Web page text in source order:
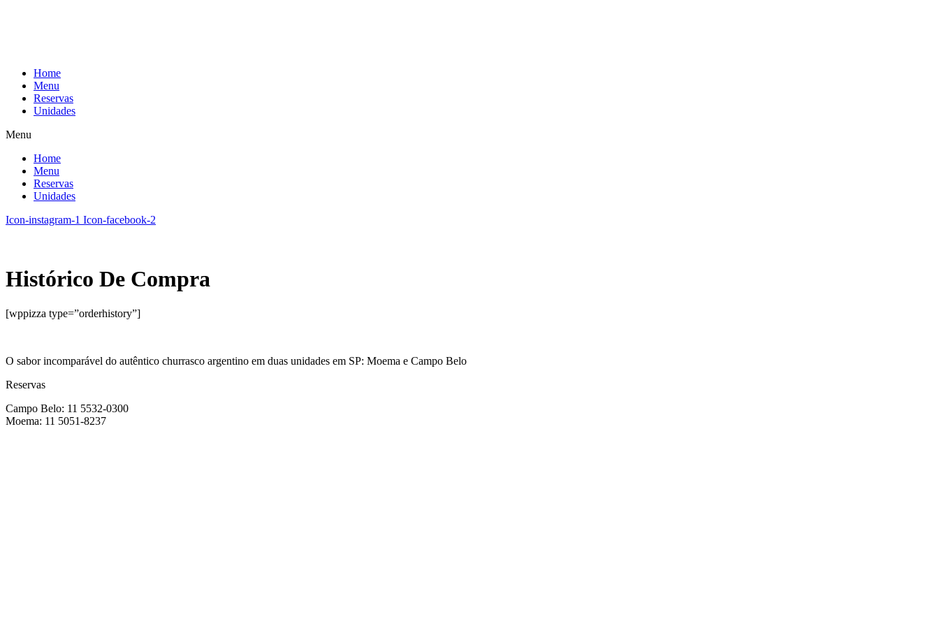
Home
Menu
Reservas
Unidades
Menu
Home
Menu
Reservas
Unidades
Icon-instagram-1 Icon-facebook-2
Histórico De Compra
[wppizza type=”orderhistory”]
O sabor incomparável do autêntico churrasco argentino em duas unidades em SP: Moema e Campo Belo
Reservas
Campo Belo: 11 5532-0300
Moema: 11 5051-8237